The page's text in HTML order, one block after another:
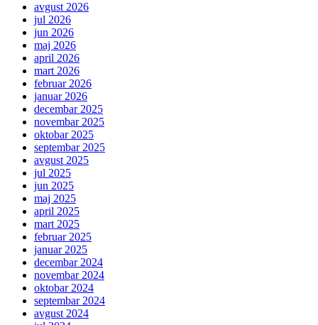
avgust 2026
jul 2026
jun 2026
maj 2026
april 2026
mart 2026
februar 2026
januar 2026
decembar 2025
novembar 2025
oktobar 2025
septembar 2025
avgust 2025
jul 2025
jun 2025
maj 2025
april 2025
mart 2025
februar 2025
januar 2025
decembar 2024
novembar 2024
oktobar 2024
septembar 2024
avgust 2024